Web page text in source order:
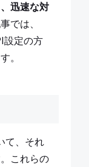
迅速な対
では、
設定の方
。
て、それ
これらの